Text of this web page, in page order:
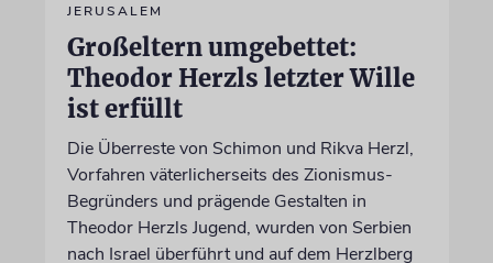
JERUSALEM
Großeltern umgebettet:
Theodor Herzls letzter Wille
ist erfüllt
Die Überreste von Schimon und Rikva Herzl,
Vorfahren väterlicherseits des Zionismus-
Begründers und prägende Gestalten in
Theodor Herzls Jugend, wurden von Serbien
nach Israel überführt und auf dem Herzlberg